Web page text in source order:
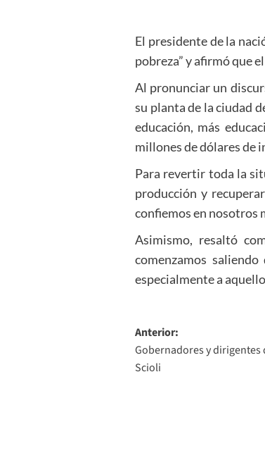
El presidente de la
pobreza” y afirmó que
Al pronunciar un
su planta de la ciudad
educación, más
millones de dólares de
Para revertir toda la
producción y
confiemos en nosotros
Asimismo, resaltó
comenzamos
especialmente a
Navegación
de
entradas
Anterior:
Gobernadores y dirigentes
Scioli